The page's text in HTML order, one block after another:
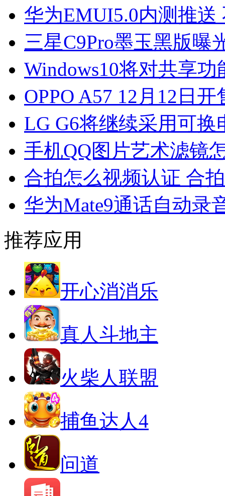
华为EMUI5.0内测推送
三星C9Pro墨玉黑版曝
Windows10将对共享
OPPO A57 12月12日
LG G6将继续采用可换
手机QQ图片艺术滤镜
合拍怎么视频认证 合
华为Mate9通话自动录
推荐应用
开心消消乐
真人斗地主
火柴人联盟
捕鱼达人4
问道